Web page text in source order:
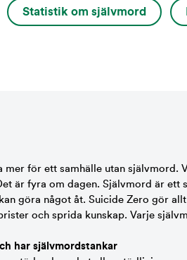
Statistik om självmord
för ett samhälle utan självmord.
är fyra om dagen. Självmord är ett
göra något åt. Suicide Zero gör
och sprida kunskap. Varje
har självmordstankar